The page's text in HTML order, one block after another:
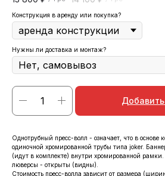
Конструкция в аренду или покупка?
Нужны ли доставка и монтаж?
Однотрубный пресс-волл - означает, что в основе
одиночной хромированной трубы типа joker.
(идут в комплекте) внутри хромированной
люверсы - открыты (видны).
Стоимость пресс-волла зависит от размера